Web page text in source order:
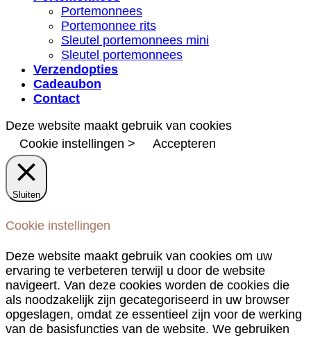
Portemonnees
Portemonnee rits
Sleutel portemonnees mini
Sleutel portemonnees
Verzendopties
Cadeaubon
Contact
Deze website maakt gebruik van cookies
Cookie instellingen >
Accepteren
Sluiten
Cookie instellingen
Deze website maakt gebruik van cookies om uw
ervaring te verbeteren terwijl u door de website
navigeert. Van deze cookies worden de cookies die
als noodzakelijk zijn gecategoriseerd in uw browser
opgeslagen, omdat ze essentieel zijn voor de werking
van de basisfuncties van de website. We gebruiken